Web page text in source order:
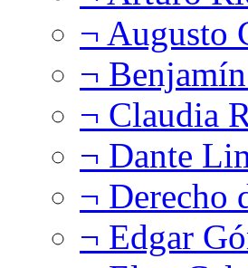
¬ Augusto
¬
¬ Claudia
¬ Dante
¬ Derecho
¬ Edgar